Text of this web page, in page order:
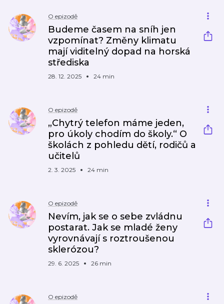
O epizodě
Budeme časem na sníh jen
vzpomínat? Změny klimatu
mají viditelný dopad na horská
střediska
28. 12. 2025 24 min
O epizodě
„Chytrý telefon máme jeden,
pro úkoly chodím do školy.“ O
školách z pohledu dětí, rodičů a
učitelů
2. 3. 2025 24 min
O epizodě
Nevím, jak se o sebe zvládnu
postarat. Jak se mladé ženy
vyrovnávají s roztroušenou
sklerózou?
29. 6. 2025 26 min
O epizodě